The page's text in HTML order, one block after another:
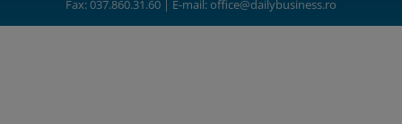
Fax: 037.860.31.60 | E-mail:office@dailybusiness.ro